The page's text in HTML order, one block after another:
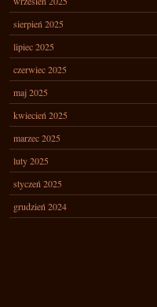
sierpień 2025
lipiec 2025
czerwiec 2025
maj 2025
kwiecień 2025
marzec 2025
luty 2025
styczeń 2025
grudzień 2024